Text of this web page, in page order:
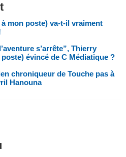
mon poste) va-t-il vraiment
s’arrête”, Thierry
évincé de C Médiatique ?
chroniqueur de Touche pas à
Hanouna